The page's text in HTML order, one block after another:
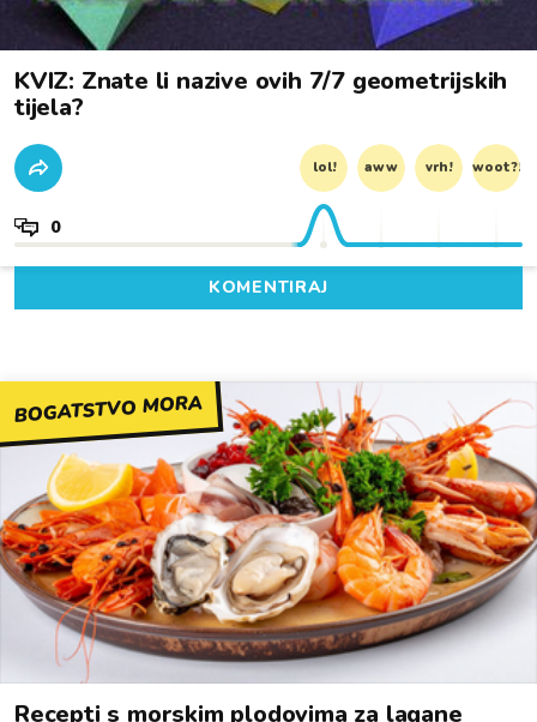
KVIZ: Znate li nazive ovih 7/7 geometrijskih
tijela?
lol! aww vrh! woot?!
0
KOMENTIRAJ
BOGATSTVO MORA
Recepti s morskim plodovima za lagane